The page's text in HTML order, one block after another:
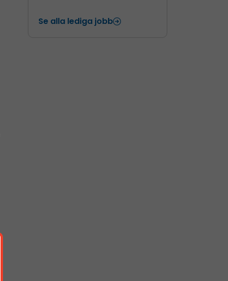
Se alla lediga jobb